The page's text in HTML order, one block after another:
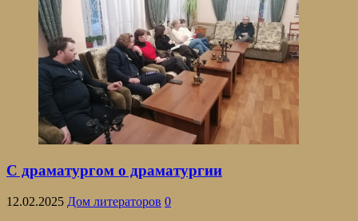
С драматургом о драматургии
12.02.2025 Дом литераторов 0